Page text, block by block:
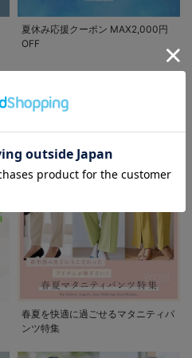
夏休み応援クーポン MAX2,000円
OFF
ウェア/授乳服/
春夏を快適に過ごせるマタニティパ
ンツ特集
品を確認する